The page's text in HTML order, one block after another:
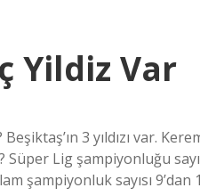
Yildiz Var
Beşiktaş’ın 3 yıldızı var.
Süper Lig şampiyonluğu
sayısı 9’dan